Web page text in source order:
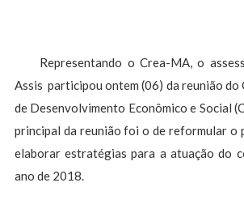
Representando o Crea-MA, o
Assis participou ontem (06) da reunião do
de Desenvolvimento Econômico e Social
principal da reunião foi o de reformular o
elaborar estratégias para a atuação do
ano de 2018.